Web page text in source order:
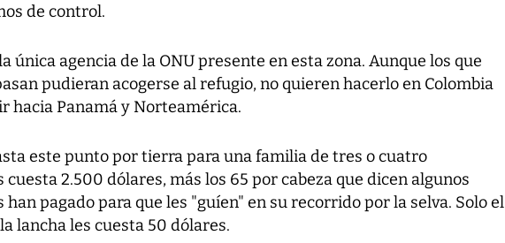
de control.
única agencia de la ONU presente en esta zona. Aunque los que
pudieran acogerse al refugio, no quieren hacerlo en Colombia
hacia Panamá y Norteamérica.
este punto por tierra para una familia de tres o cuatro
2.500 dólares, más los 65 por cabeza que dicen algunos
pagado para que les "guíen" en su recorrido por la selva. Solo el
lancha les cuesta 50 dólares.